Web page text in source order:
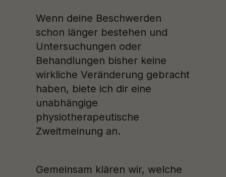
Wenn deine Beschwerden
schon länger bestehen und
Untersuchungen oder
Behandlungen bisher keine
wirkliche Veränderung gebracht
haben, biete ich dir eine
unabhängige
physiotherapeutische
Zweitmeinung an.
Gemeinsam klären wir, welche